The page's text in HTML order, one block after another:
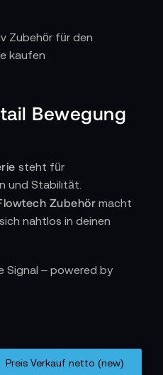
Bewegung
steht für
und Stabilität.
Zubehör macht
nahtlos in deinen
Serie vollendet
Linie ist exakt auf
bei wechselnden
Signal – powered by